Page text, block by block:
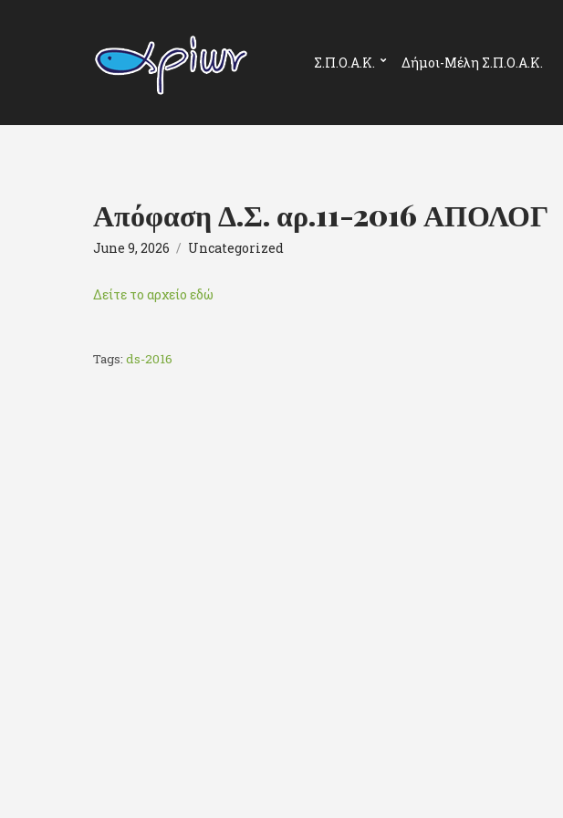
Σ.Π.Ο.Α.Κ. Δήμοι-Μέλη Σ.Π.Ο.Α.Κ.
Απόφαση Δ.Σ. αρ.11-2016 ΑΠΟΛΟΓ
June 9, 2026 Uncategorized
Δείτε το αρχείο εδώ
Tags: ds-2016